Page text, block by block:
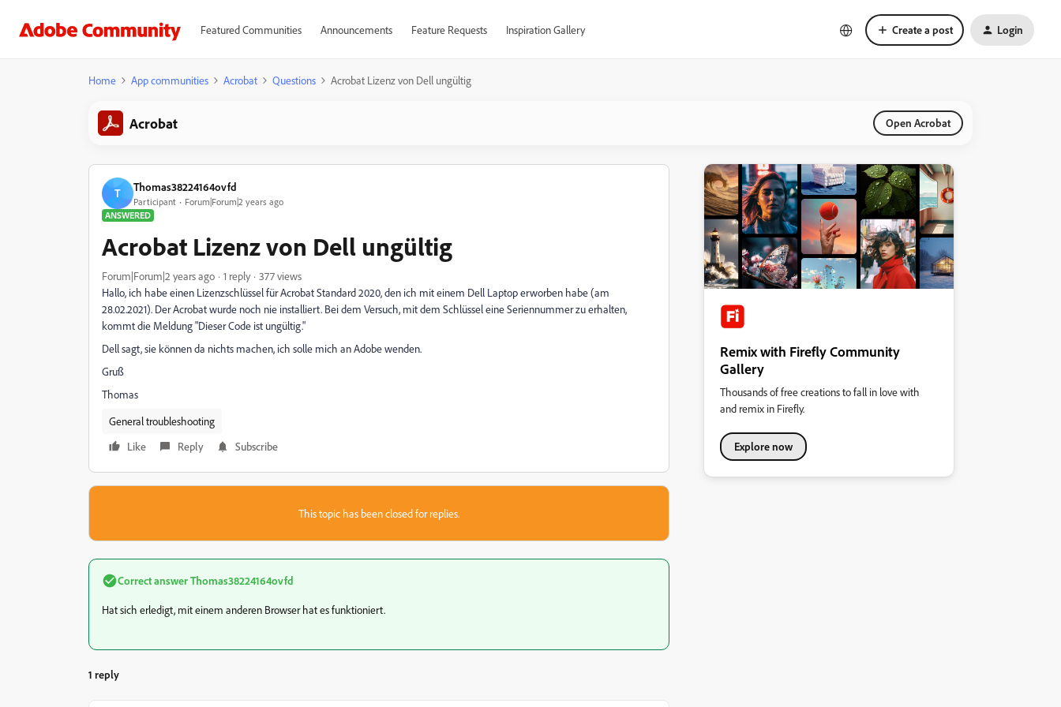
Featured Communities Announcements Feature Requests Inspiration Gallery Create a post Login
Home App communities Acrobat Questions Acrobat Lizenz von Dell ungültig
Acrobat Open Acrobat
T Thomas38224164ovfd
Participant
Forum|Forum|2 years ago
ANSWERED
Acrobat Lizenz von Dell ungültig
Forum|Forum|2 years ago 1 reply
377 views
Hallo, ich habe einen Lizenzschlüssel für Acrobat Standard 2020, den ich mit einem Dell Laptop erworben habe (am
28.02.2021). Der Acrobat wurde noch nie installiert. Bei dem Versuch, mit dem Schlüssel eine Seriennummer zu erhalten,
kommt die Meldung "Dieser Code ist ungültig."
Dell sagt, sie können da nichts machen, ich solle mich an Adobe wenden.
Gruß
Thomas
General troubleshooting
Like
Reply Subscribe
This topic has been closed for replies.
Correct answerThomas38224164ovfd
Hat sich erledigt, mit einem anderen Browser hat es funktioniert.
1 reply
Remix with Firefly Community
Gallery
Thousands of free creations to fall in love with
and remix in Firefly.
Explore now